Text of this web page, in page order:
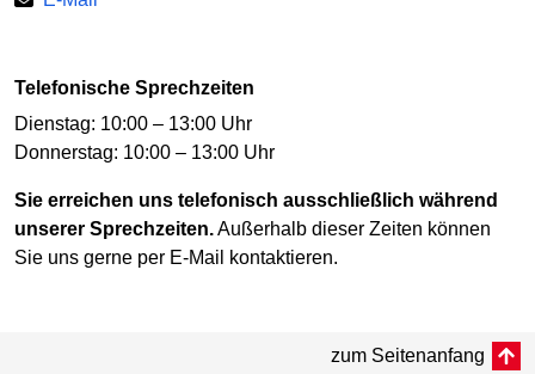
Telefonische Sprechzeiten
Dienstag: 10:00 – 13:00 Uhr
Donnerstag: 10:00 – 13:00 Uhr
Sie erreichen uns telefonisch ausschließlich während
unserer Sprechzeiten.Außerhalb dieser Zeiten können
Sie uns gerne per E-Mail kontaktieren.
zum Seitenanfang